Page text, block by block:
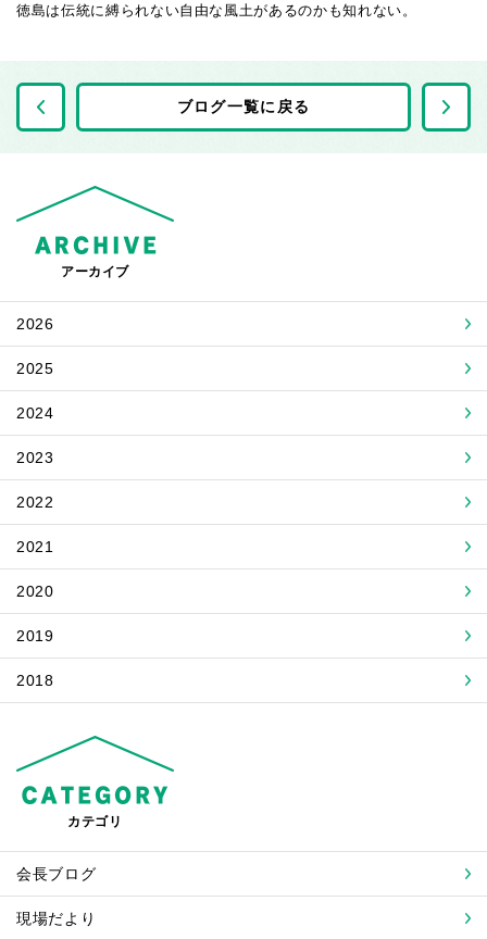
徳島は伝統に縛られない自由な風土があるのかも知れない。
ブログ一覧に戻る
アーカイブ
2026
2025
2024
2023
2022
2021
2020
2019
2018
カテゴリ
会長ブログ
現場だより